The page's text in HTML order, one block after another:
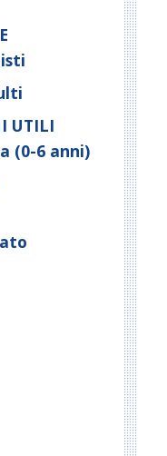
UTILI
(0-6 anni)